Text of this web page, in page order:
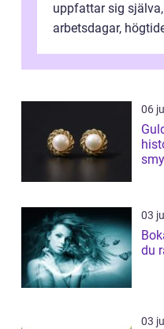
uppfattar sig
arbetsdagar,
06
03
du
03